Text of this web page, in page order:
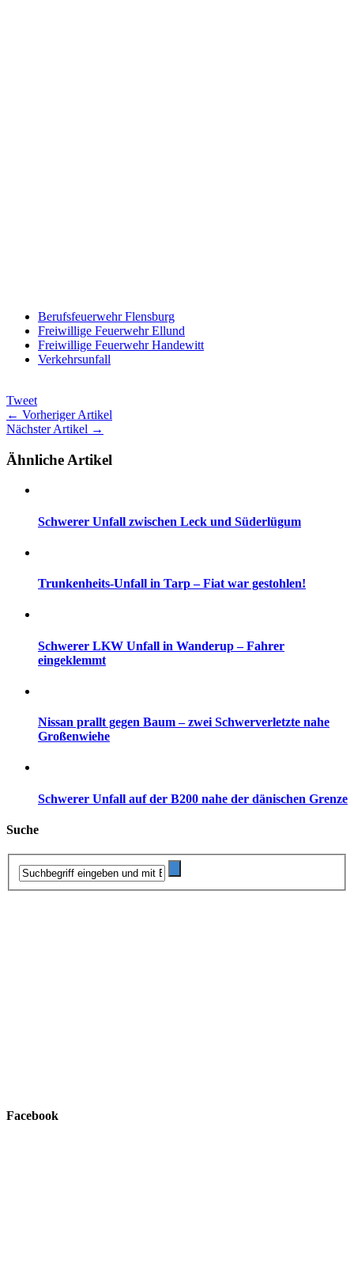
Berufsfeuerwehr Flensburg
Freiwillige Feuerwehr Ellund
Freiwillige Feuerwehr Handewitt
Verkehrsunfall
Tweet
← Vorheriger Artikel
Nächster Artikel →
Ähnliche Artikel
Schwerer Unfall zwischen Leck und Süderlügum
Trunkenheits-Unfall in Tarp – Fiat war gestohlen!
Schwerer LKW Unfall in Wanderup – Fahrer
eingeklemmt
Nissan prallt gegen Baum – zwei Schwerverletzte nahe
Großenwiehe
Schwerer Unfall auf der B200 nahe der dänischen Grenze
Suche
Facebook